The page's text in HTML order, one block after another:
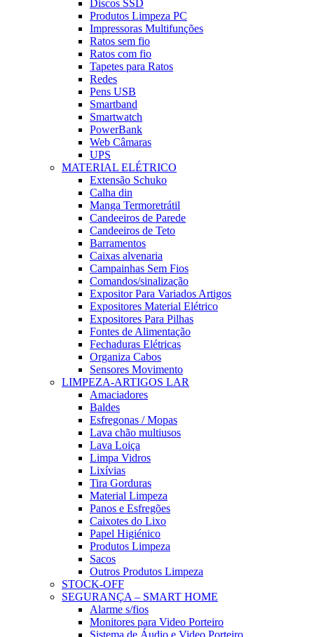
Discos SSD
Produtos Limpeza PC
Impressoras Multifunções
Ratos sem fio
Ratos com fio
Tapetes para Ratos
Redes
Pens USB
Smartband
Smartwatch
PowerBank
Web Câmaras
UPS
MATERIAL ELÉTRICO
Extensão Schuko
Calha din
Manga Termoretrátil
Candeeiros de Parede
Candeeiros de Teto
Barramentos
Caixas alvenaria
Campainhas Sem Fios
Comandos/sinalização
Expositor Para Variados Artigos
Expositores Material Elétrico
Expositores Para Pilhas
Fontes de Alimentação
Fechaduras Elétricas
Organiza Cabos
Sensores Movimento
LIMPEZA-ARTIGOS LAR
Amaciadores
Baldes
Esfregonas / Mopas
Lava chão multiusos
Lava Loiça
Limpa Vidros
Lixívias
Tira Gorduras
Material Limpeza
Panos e Esfregões
Caixotes do Lixo
Papel Higiénico
Produtos Limpeza
Sacos
Outros Produtos Limpeza
STOCK-OFF
SEGURANÇA – SMART HOME
Alarme s/fios
Monitores para Video Porteiro
Sistema de Áudio e Video Porteiro